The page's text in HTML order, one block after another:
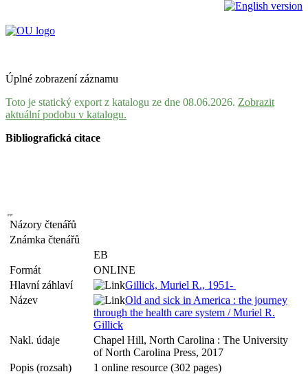
Úplné zobrazení záznamu
Toto je statický export z katalogu ze dne 08.06.2026. Zobrazit
aktuální podobu v katalogu.
Bibliografická citace
Názory čtenářů
Známka čtenářů
EB
Formát
ONLINE
Hlavní záhlaví
Gillick, Muriel R., 1951-
Název
Old and sick in America : the journey
through the health care system / Muriel R.
Gillick
Nakl. údaje
Chapel Hill, North Carolina : The University
of North Carolina Press, 2017
Popis (rozsah)
1 online resource (302 pages)